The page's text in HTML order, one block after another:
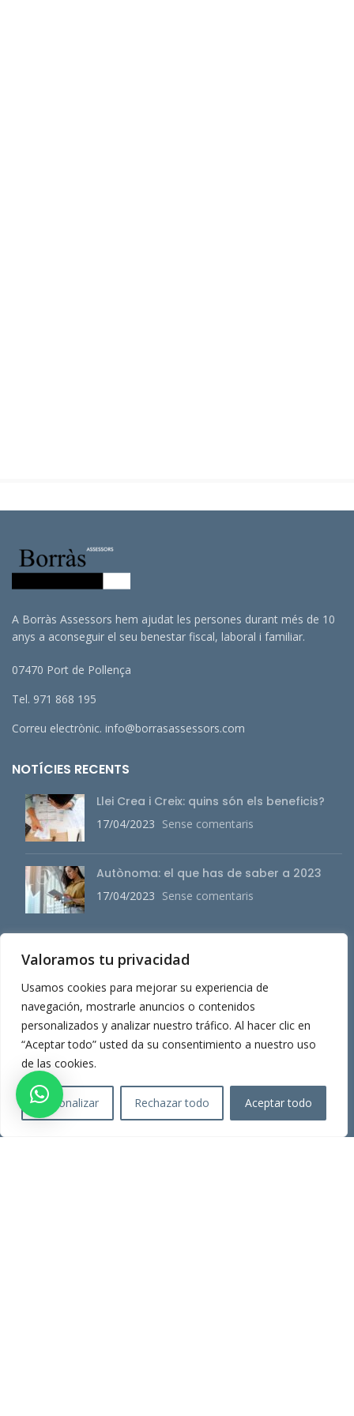
Valoramos tu privacidad
Usamos cookies para mejorar su experiencia de
navegación, mostrarle anuncios o contenidos
personalizados y analizar nuestro tráfico. Al hacer clic en
“Aceptar todo” usted da su consentimiento a nuestro uso
de las cookies.
Personalizar Rechazar todo Aceptar todo
A Borràs Assessors hem ajudat les persones durant més de 10
anys a aconseguir el seu benestar fiscal, laboral i familiar.
07470 Port de Pollença
Tel. 971 868 195
Correu electrònic. info@borrasassessors.com
NOTÍCIES RECENTS
Llei Crea i Creix: quins són els beneficis?
17/04/2023 Sense comentaris
Autònoma: el que has de saber a 2023
17/04/2023 Sense comentaris
MENÚ PRINCIPAL
Sobre nosaltres
Actualitat
Consultes
SERVEIS